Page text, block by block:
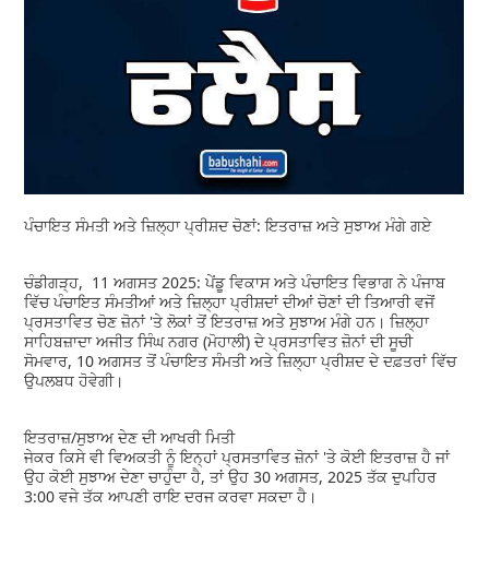
ਪੰਚਾਇਤ ਸੰਮਤੀ ਅਤੇ ਜ਼ਿਲ੍ਹਾ ਪ੍ਰੀਸ਼ਦ ਚੋਣਾਂ: ਇਤਰਾਜ਼ ਅਤੇ ਸੁਝਾਅ ਮੰਗੇ ਗਏ
ਚੰਡੀਗੜ੍ਹ, 11 ਅਗਸਤ 2025: ਪੇਂਡੂ ਵਿਕਾਸ ਅਤੇ ਪੰਚਾਇਤ ਵਿਭਾਗ ਨੇ ਪੰਜਾਬ
ਵਿੱਚ ਪੰਚਾਇਤ ਸੰਮਤੀਆਂ ਅਤੇ ਜ਼ਿਲ੍ਹਾ ਪ੍ਰੀਸ਼ਦਾਂ ਦੀਆਂ ਚੋਣਾਂ ਦੀ ਤਿਆਰੀ ਵਜੋਂ
ਪ੍ਰਸਤਾਵਿਤ ਚੋਣ ਜ਼ੋਨਾਂ 'ਤੇ ਲੋਕਾਂ ਤੋਂ ਇਤਰਾਜ਼ ਅਤੇ ਸੁਝਾਅ ਮੰਗੇ ਹਨ। ਜ਼ਿਲ੍ਹਾ
ਸਾਹਿਬਜ਼ਾਦਾ ਅਜੀਤ ਸਿੰਘ ਨਗਰ (ਮੋਹਾਲੀ) ਦੇ ਪ੍ਰਸਤਾਵਿਤ ਜ਼ੋਨਾਂ ਦੀ ਸੂਚੀ
ਸੋਮਵਾਰ, 10 ਅਗਸਤ ਤੋਂ ਪੰਚਾਇਤ ਸੰਮਤੀ ਅਤੇ ਜ਼ਿਲ੍ਹਾ ਪ੍ਰੀਸ਼ਦ ਦੇ ਦਫ਼ਤਰਾਂ ਵਿੱਚ
ਉਪਲਬਧ ਹੋਵੇਗੀ।
ਇਤਰਾਜ਼/ਸੁਝਾਅ ਦੇਣ ਦੀ ਆਖਰੀ ਮਿਤੀ
ਜੇਕਰ ਕਿਸੇ ਵੀ ਵਿਅਕਤੀ ਨੂੰ ਇਨ੍ਹਾਂ ਪ੍ਰਸਤਾਵਿਤ ਜ਼ੋਨਾਂ 'ਤੇ ਕੋਈ ਇਤਰਾਜ਼ ਹੈ ਜਾਂ
ਉਹ ਕੋਈ ਸੁਝਾਅ ਦੇਣਾ ਚਾਹੁੰਦਾ ਹੈ, ਤਾਂ ਉਹ 30 ਅਗਸਤ, 2025 ਤੱਕ ਦੁਪਹਿਰ
3:00 ਵਜੇ ਤੱਕ ਆਪਣੀ ਰਾਇ ਦਰਜ ਕਰਵਾ ਸਕਦਾ ਹੈ।